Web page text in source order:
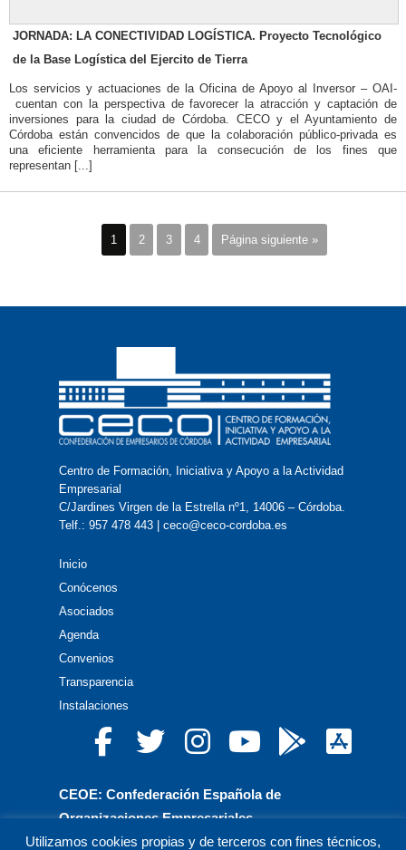
JORNADA: LA CONECTIVIDAD LOGÍSTICA. Proyecto Tecnológico
de la Base Logística del Ejercito de Tierra
Los servicios y actuaciones de la Oficina de Apoyo al Inversor – OAI-
cuentan con la perspectiva de favorecer la atracción y captación de
inversiones para la ciudad de Córdoba. CECO y el Ayuntamiento de
Córdoba están convencidos de que la colaboración público-privada es
una eficiente herramienta para la consecución de los fines que
representan [...]
1 2 3 4 Página siguiente »
Centro de Formación, Iniciativa y Apoyo a la Actividad
Empresarial
C/Jardines Virgen de la Estrella nº1, 14006 – Córdoba.
Telf.: 957 478 443 | ceco@ceco-cordoba.es
Inicio
Conócenos
Asociados
Agenda
Convenios
Transparencia
Instalaciones
CEOE: Confederación Española de
Organizaciones Empresariales
Utilizamos cookies propias y de terceros con fines técnicos,